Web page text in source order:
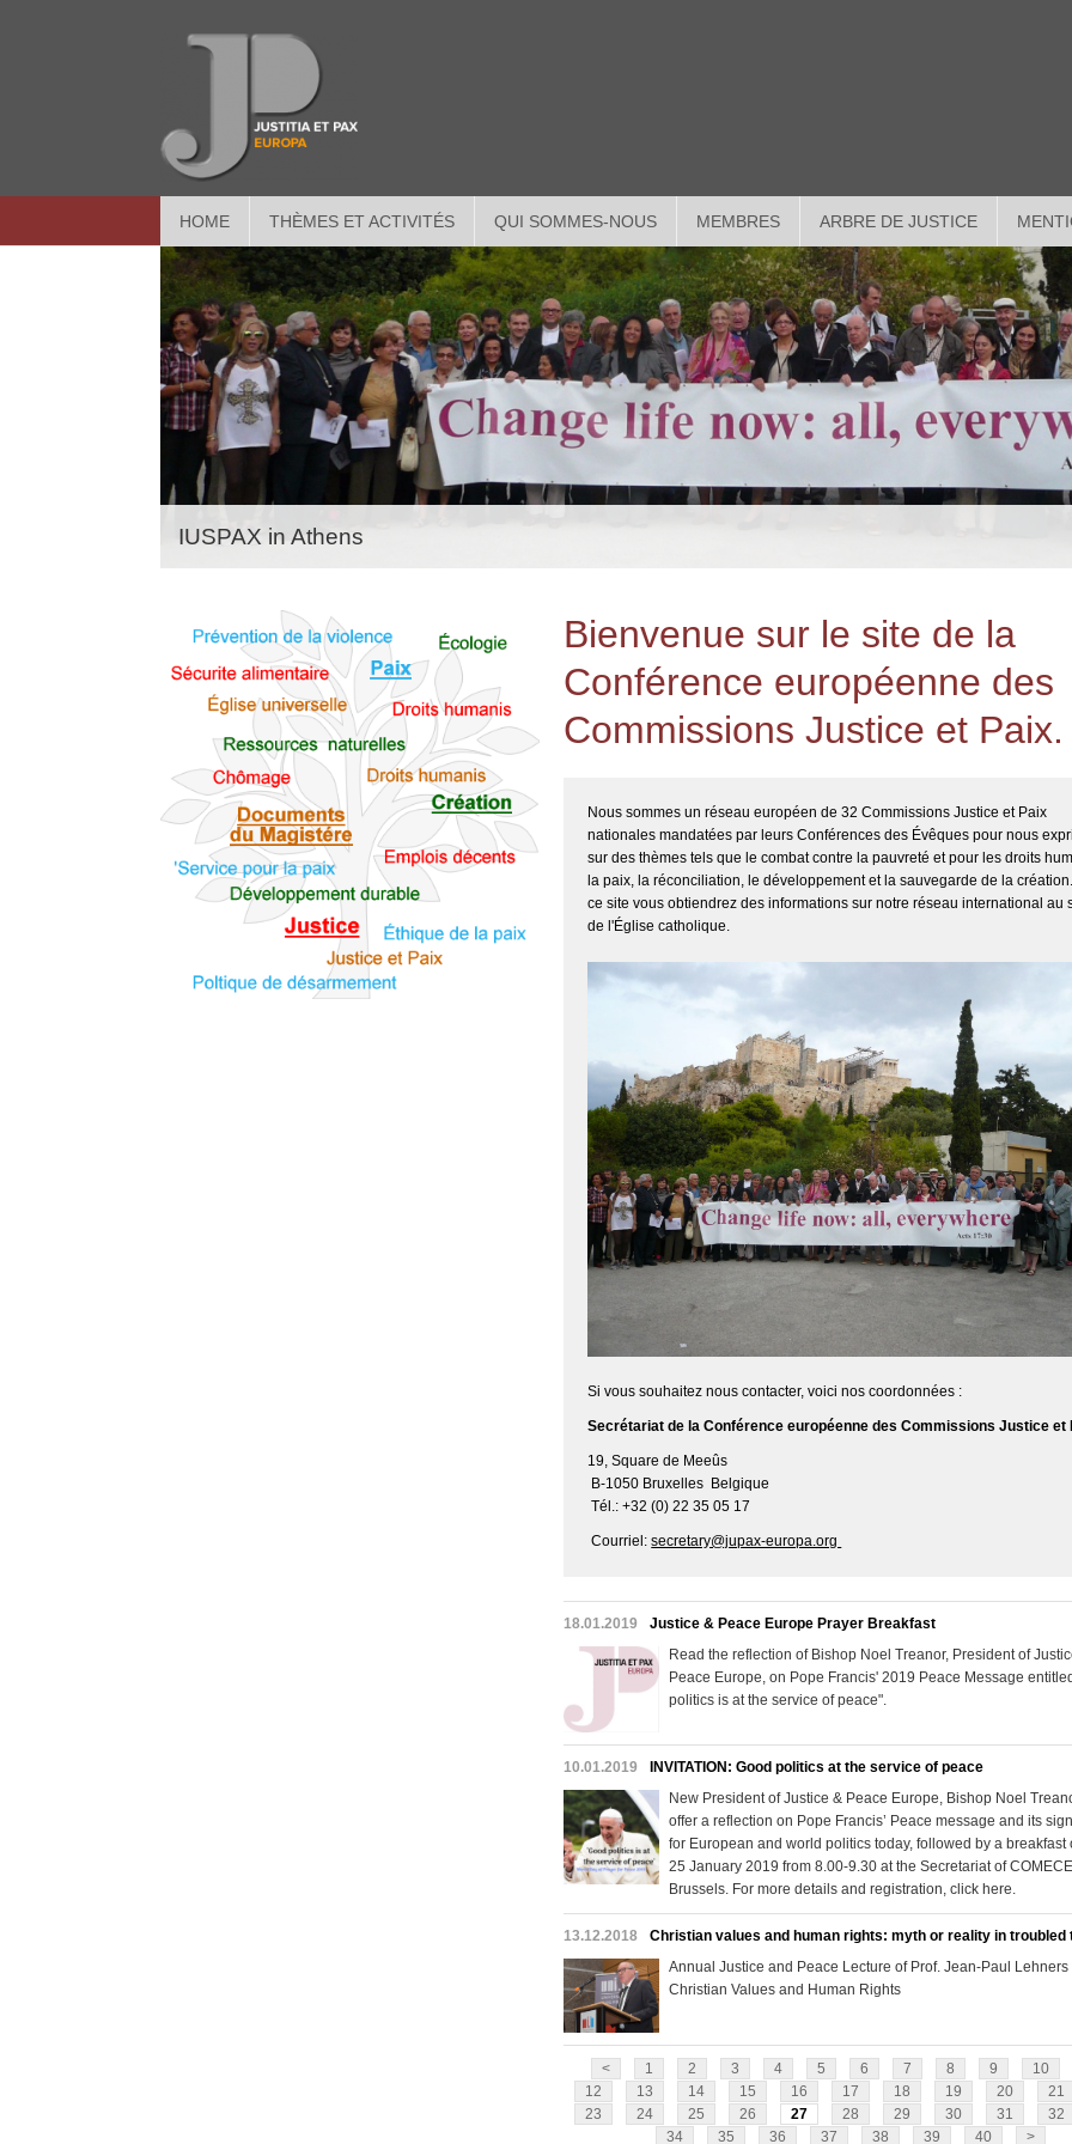
HOME THÈMES ET ACTIVITÉS QUI SOMMES-NOUS MEMBRES ARBRE DE JUSTICE
IUSPAX in Athens
Bienvenue sur le site de la
Conférence européenne des
Commissions Justice et Paix.
Nous sommes un réseau européen de 32 Commissions Justice et Paix
nationales mandatées par leurs Conférences des Évêques pour nous
sur des thèmes tels que le combat contre la pauvreté et pour les droits
la paix, la réconciliation, le développement et la sauvegarde de la
ce site vous obtiendrez des informations sur notre réseau international au
de l'Église catholique.
Si vous souhaitez nous contacter, voici nos coordonnées :
Secrétariat de la Conférence européenne des Commissions Justice et
19, Square de Meeûs
B-1050 Bruxelles Belgique
Tél.: +32 (0) 22 35 05 17
Courriel:secretary@jupax-europa.org
18.01.2019
Justice & Peace Europe Prayer Breakfast
Read the reflection of Bishop Noel Treanor, President of
Peace Europe, on Pope Francis' 2019 Peace Message
politics is at the service of peace".
10.01.2019
INVITATION: Good politics at the service of peace
New President of Justice & Peace Europe, Bishop Noel
offer a reflection on Pope Francis’ Peace message and its
for European and world politics today, followed by a breakfast
25 January 2019 from 8.00-9.30 at the Secretariat of
Brussels. For more details and registration, click here.
13.12.2018
Christian values and human rights: myth or reality in troubled
Annual Justice and Peace Lecture of Prof. Jean-Paul Lehners
Christian Values and Human Rights
< 1 2 3 4 5 6 7 8 9
10
12
13 14 15 16 17 18 19 20
21
23
24 25 26 27 28 29 30 31
32
34
35 36 37 38 39 40 >